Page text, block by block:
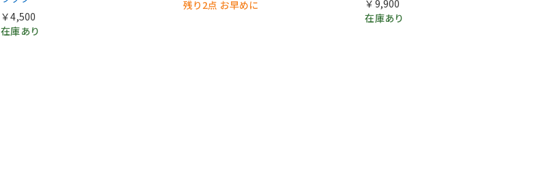
￥4,500
在庫あり
残り2点 お早めに
￥9,900
在庫あり